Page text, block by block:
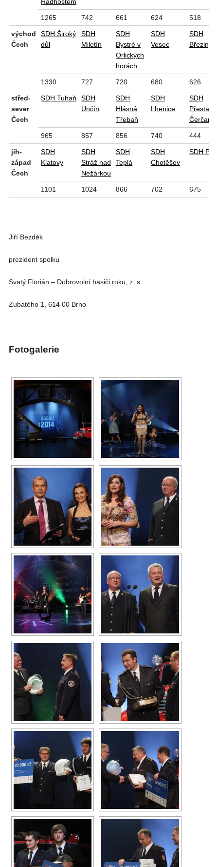
1265 742 661 624 518
východ
Čech
SDH Široký
důl
SDH
Miletín
SDH
Bystré v
Orlických
horách
SDH
Vesec
SDH
Březiny
1330 727 720 680 626
střed-
sever
Čech
SDH Tuhaň
SDH
Unčín
SDH
Hlásná
Třebaň
SDH
Lhenice
SDH
Čerčan
965 857 856 740 444
jih-
západ
Čech
SDH
Klatovy
SDH
Stráž nad
Nežárkou
SDH
Teplá
SDH
Chotěšov
SDH Pila
1101 1024 866 702 675
Jiří Bezděk
prezident spolku
Svatý Florián – Dobrovolní hasiči roku, z. s.
Zubatého 1, 614 00 Brno
Fotogalerie